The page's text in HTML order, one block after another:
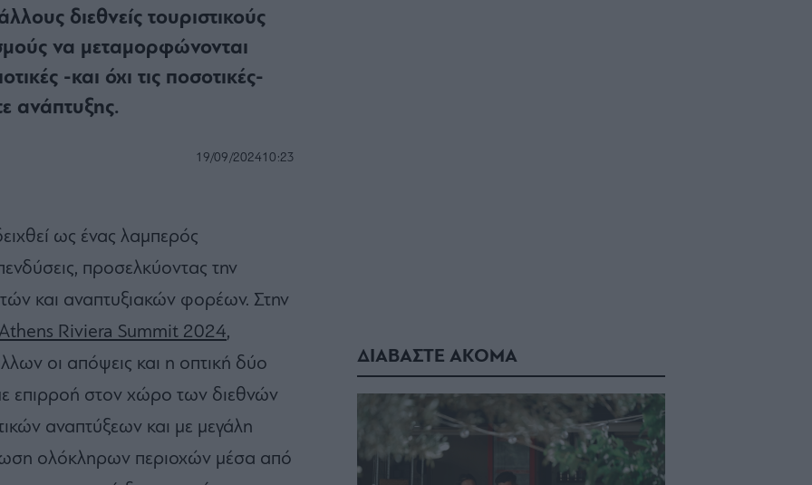
διεθνείς τουριστικούς
να μεταμορφώνονται
-και όχι τις ποσοτικές-
ανάπτυξης.
19/09/202410:23
ως ένας λαμπερός
προσελκύοντας την
και αναπτυξιακών φορέων. Στην
Riviera Summit 2024,
οι απόψεις και η οπτική δύο
επιρροή στον χώρο των διεθνών
αναπτύξεων και με μεγάλη
ολόκληρων περιοχών μέσα από
ΔΙΑΒΑΣΤΕ ΑΚΟΜΑ